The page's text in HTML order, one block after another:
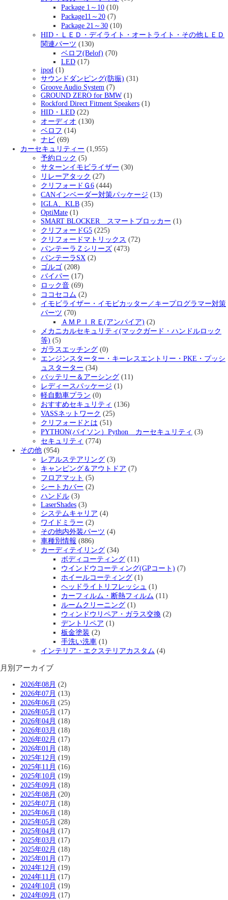
Package 1～10 (10)
Package11～20 (7)
Package 21～30 (10)
HID・ＬＥＤ・デイライト・オートライト・その他ＬＥＤ
関連パーツ (130)
ベロフ(Belof) (70)
LED (17)
ipod (1)
サウンドダンピング(防振) (31)
Groove Audio System (7)
GROUND ZERO for BMW (1)
Rockford Direct Fitment Speakers (1)
HID・LED (22)
オーディオ (130)
ベロフ (14)
ナビ (69)
カーセキュリティー (1,955)
予約ロック (5)
サターンイモビライザー (30)
リレーアタック (27)
クリフォードＧ6 (444)
CANインベーダー対策パッケージ (13)
IGLA、KLB (35)
OptiMate (1)
SMART BLOCKER スマートブロッカー (1)
クリフォードG5 (225)
クリフォードマトリックス (72)
パンテーラＺシリーズ (473)
パンテーラSX (2)
ゴルゴ (208)
バイパー (17)
ロック音 (69)
ココセコム (2)
イモビライザー・イモビカッター／キープログラマー対策
パーツ (70)
ＡＭＰＩＲＥ(アンパイア) (2)
メカニカルセキュリティ(マックガード・ハンドルロック
等) (5)
ガラスエッチング (0)
エンジンスターター・キーレスエントリー・PKE・プッシ
ュスターター (34)
バッテリー＆アーシング (11)
レディースパッケージ (1)
軽自動車プラン (0)
おすすめセキュリティ (136)
VASSネットワーク (25)
クリフォードとは (51)
PYTHON(パイソン）Python カーセキュリティ (3)
セキュリティ (774)
その他 (954)
レアルステアリング (3)
キャンピング＆アウトドア (7)
フロアマット (5)
シートカバー (2)
ハンドル (3)
LaserShades (3)
システムキャリア (4)
ワイドミラー (2)
その他内外装パーツ (4)
車種別情報 (886)
カーディテイリング (34)
ボディコーティング (11)
ウインドウコーティング(GPコート) (7)
ホイールコーティング (1)
ヘッドライトリフレッシュ (1)
カーフィルム・断熱フィルム (11)
ルームクリーニング (1)
ウィンドウリペア・ガラス交換 (2)
デントリペア (1)
板金塗装 (2)
手洗い洗車 (1)
インテリア・エクステリアカスタム (4)
月別アーカイブ
2026年08月 (2)
2026年07月 (13)
2026年06月 (25)
2026年05月 (17)
2026年04月 (18)
2026年03月 (18)
2026年02月 (17)
2026年01月 (18)
2025年12月 (19)
2025年11月 (16)
2025年10月 (19)
2025年09月 (18)
2025年08月 (20)
2025年07月 (18)
2025年06月 (18)
2025年05月 (28)
2025年04月 (17)
2025年03月 (17)
2025年02月 (18)
2025年01月 (17)
2024年12月 (19)
2024年11月 (17)
2024年10月 (19)
2024年09月 (17)